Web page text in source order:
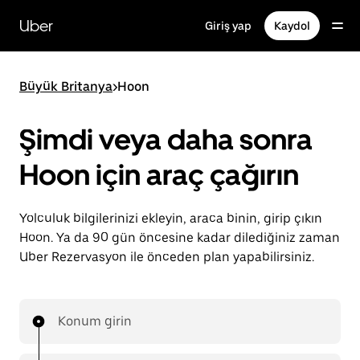
içeriğe
gidinUber Giriş yap Kaydol
Büyük Britanya>Hoon
Şimdi veya daha sonra
Hoon için araç çağırın
Yolculuk bilgilerinizi ekleyin, araca binin, girip çıkın
Hoon. Ya da 90 gün öncesine kadar dilediğiniz zaman
Uber Rezervasyon ile önceden plan yapabilirsiniz.
Konum girin